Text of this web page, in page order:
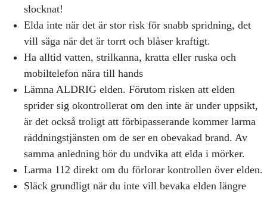
slocknat!
Elda inte när det är stor risk för snabb spridning, det
vill säga när det är torrt och blåser kraftigt.
Ha alltid vatten, strilkanna, kratta eller ruska och
mobiltelefon nära till hands
Lämna ALDRIG elden. Förutom risken att elden
sprider sig okontrollerat om den inte är under uppsikt,
är det också troligt att förbipasserande kommer larma
räddningstjänsten om de ser en obevakad brand. Av
samma anledning bör du undvika att elda i mörker.
Larma 112 direkt om du förlorar kontrollen över elden.
Släck grundligt när du inte vill bevaka elden längre